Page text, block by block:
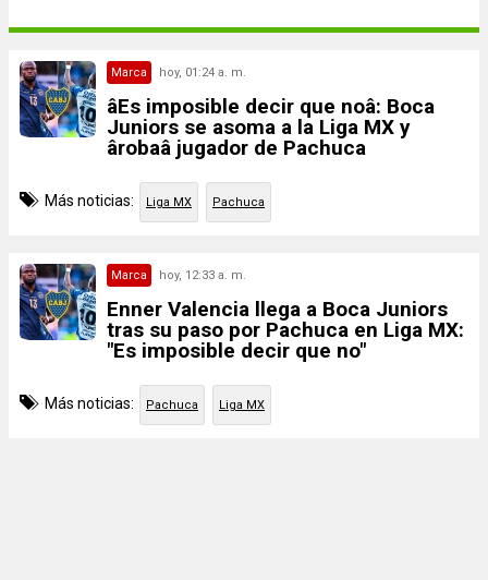
Marca hoy, 01:24 a. m.
âEs imposible decir que noâ: Boca
Juniors se asoma a la Liga MX y
ârobaâ jugador de Pachuca
Más noticias: Liga MX Pachuca
Marca hoy, 12:33 a. m.
Enner Valencia llega a Boca Juniors
tras su paso por Pachuca en Liga MX:
"Es imposible decir que no"
Más noticias: Pachuca Liga MX